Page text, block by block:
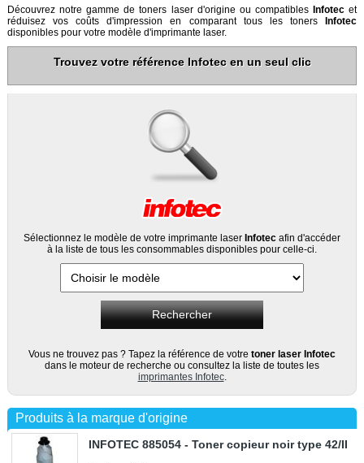
Découvrez notre gamme de toners laser d'origine ou compatibles Infotecet
réduisez vos coûts d'impression en comparant tous les tonersInfotec
disponibles pour votre modèle d'imprimante laser.
Trouvez votre référence Infotec en un seul clic
Sélectionnez le modèle de votre imprimante laser Infotec afin d'accéder
à la liste de tous les consommables disponibles pour celle-ci.
Vous ne trouvez pas ? Tapez la référence de votre toner laser Infotec
dans le moteur de recherche ou consultez la liste de toutes les
imprimantes Infotec.
Produits à la marque d'origine
INFOTEC 885054 - Toner copieur noir type 42/II